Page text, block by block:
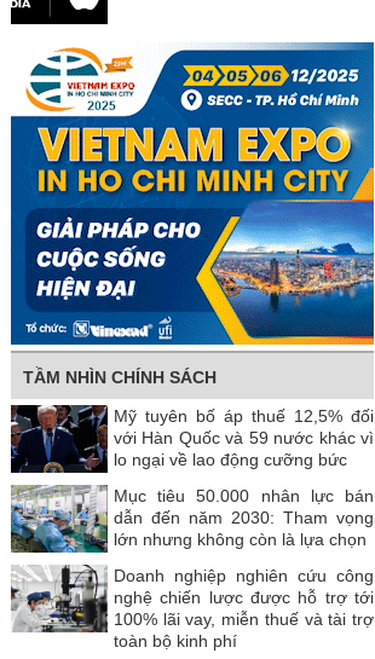
TẦM NHÌN CHÍNH SÁCH
Mỹ tuyên bố áp thuế 12,5% đối
với Hàn Quốc và 59 nước khác vì
lo ngại về lao động cưỡng bức
Mục tiêu 50.000 nhân lực bán
dẫn đến năm 2030: Tham vọng
lớn nhưng không còn là lựa chọn
Doanh nghiệp nghiên cứu công
nghệ chiến lược được hỗ trợ tới
100% lãi vay, miễn thuế và tài trợ
toàn bộ kinh phí